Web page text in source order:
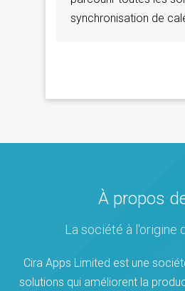
synchronisation de
À propos
La société à l'origine
Cira Apps Limited est une
solutions qui améliorent la